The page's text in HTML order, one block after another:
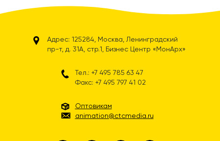
Адрес: 125284, Москва, Ленинградский
пр-т, д. 31А, стр.1, Бизнес Центр «МонАрх»
Тел.: +7 495 785 63 47
Факс: +7 495 797 41 02
Оптовикам
animation@ctcmedia.ru